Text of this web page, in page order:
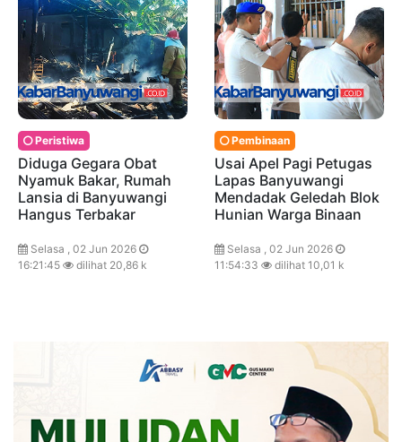
Peristiwa
Diduga Gegara Obat
Nyamuk Bakar, Rumah
Lansia di Banyuwangi
Hangus Terbakar
Selasa , 02 Jun 2026
16:21:45
dilihat 20,86 k
Pembinaan
Usai Apel Pagi Petugas
Lapas Banyuwangi
Mendadak Geledah Blok
Hunian Warga Binaan
Selasa , 02 Jun 2026
11:54:33
dilihat 10,01 k